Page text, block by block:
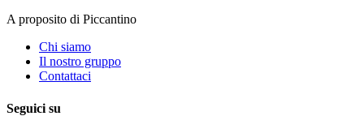
A proposito di Piccantino
Chi siamo
Il nostro gruppo
Contattaci
Seguici su